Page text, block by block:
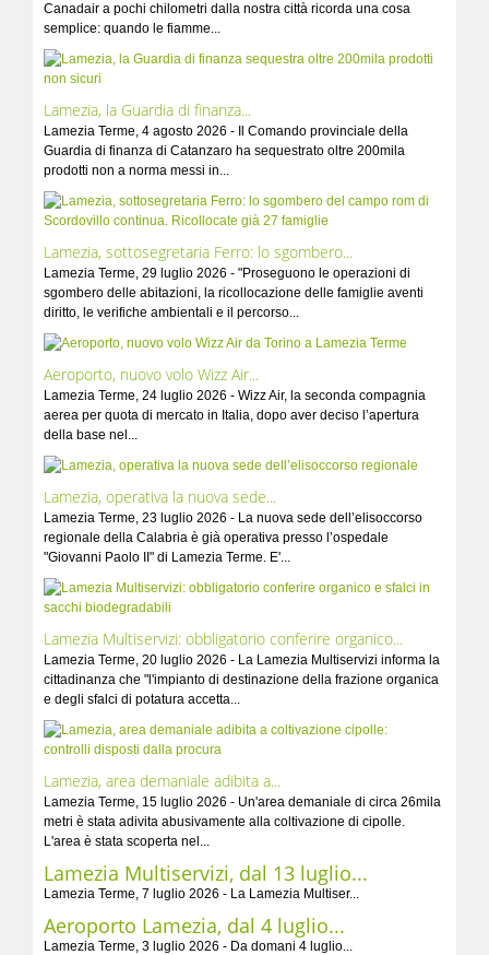
Canadair a pochi chilometri dalla nostra città ricorda una cosa
semplice: quando le fiamme...
Lamezia, la Guardia di finanza...
Lamezia Terme, 4 agosto 2026 - Il Comando provinciale della
Guardia di finanza di Catanzaro ha sequestrato oltre 200mila
prodotti non a norma messi in...
Lamezia, sottosegretaria Ferro: lo sgombero...
Lamezia Terme, 29 luglio 2026 - "Proseguono le operazioni di
sgombero delle abitazioni, la ricollocazione delle famiglie aventi
diritto, le verifiche ambientali e il percorso...
Aeroporto, nuovo volo Wizz Air...
Lamezia Terme, 24 luglio 2026 - Wizz Air, la seconda compagnia
aerea per quota di mercato in Italia, dopo aver deciso l’apertura
della base nel...
Lamezia, operativa la nuova sede...
Lamezia Terme, 23 luglio 2026 - La nuova sede dell’elisoccorso
regionale della Calabria è già operativa presso l’ospedale
"Giovanni Paolo II" di Lamezia Terme. E'...
Lamezia Multiservizi: obbligatorio conferire organico...
Lamezia Terme, 20 luglio 2026 - La Lamezia Multiservizi informa la
cittadinanza che "l'impianto di destinazione della frazione organica
e degli sfalci di potatura accetta...
Lamezia, area demaniale adibita a...
Lamezia Terme, 15 luglio 2026 - Un'area demaniale di circa 26mila
metri è stata adivita abusivamente alla coltivazione di cipolle.
L'area è stata scoperta nel...
Lamezia Multiservizi, dal 13 luglio...
Lamezia Terme, 7 luglio 2026 - La Lamezia Multiser...
Aeroporto Lamezia, dal 4 luglio...
Lamezia Terme, 3 luglio 2026 - Da domani 4 luglio...